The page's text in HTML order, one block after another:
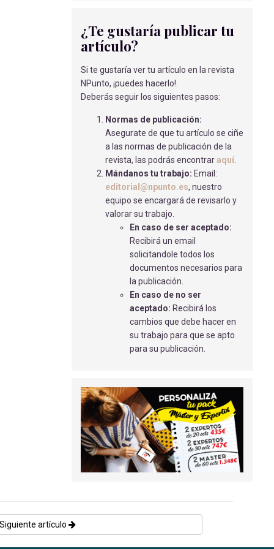
SALMERÓN CARREÑO, M
- 15/05/2018
PAPEL DE LA ALIMENTACIÓN Y EL
RECUPERACIÓN Y LA REDUCCIÓN DEL
RIESGO
Aizpurua Saizar, I- 23/06/2025
HIPERPLASIA BENIGNA DE
PRÓSTATA Y ALOPECIA ANDROGÉNICA
EN LA POBLACIÓN ADULTA MASCULINA
COMO PROBLEMA DE SALUD PÚBLICA
López García, P- 19/01/2021
TERAPIAS ALTERNATIVAS PARA EL
DOLOR
Iglesias Ruisánchez, S - 21/01/2021
MANEJO DEL DOLOR
POSOPERATORIO.
Baca Bocanegra M.- 02/04/2018
REVISIÓN BIBLIOGRÁFICA - HIGIENE
DIARIA CON GLUCONATO DE
CLORHEXIDINA EN EL PACIENTE
EN DEPORTE
Albert Pons, F - 01/01/2019
ACTUACIÓN DE ENFERMERÍA
QUIRÚRGICA EN ANCIANO CON ÚLCERA
EN MALÉOLO.
González Martín E. - 02/04/2018
Frigola Folqué , E- 01/09/2018
¿Te gustaría publicar tu
artículo?
Si te gustaría ver tu artículo en la revista
NPunto, ¡puedes hacerlo!.
Deberás seguir los siguientes pasos:
Normas de publicación:
Asegurate de que tu artículo se ciñe
a las normas de publicación de la
revista, las podrás encontraraquí
Mándanos tu trabajo: Email:
editorial@npunto.es, nuestro
equipo se encargará de revisarlo y
valorar su trabajo.
En caso de ser aceptado:
Recibirá un email
solicitandole todos los
documentos necesarios para
la publicación.
En caso de no ser
aceptado: Recibirá los
cambios que debe hacer en
su trabajo para que se apto
para su publicación.
Siguiente artículo